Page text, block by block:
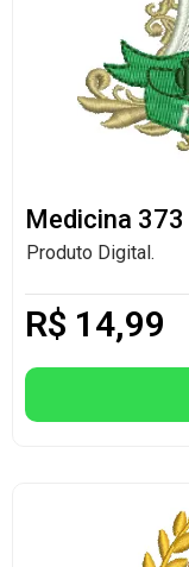
Medicina 373
Produto Digital.
R$ 14,99